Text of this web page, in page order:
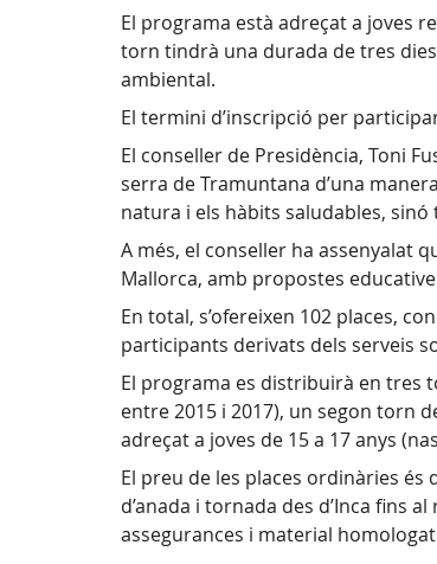
El programa està adreçat a joves
torn tindrà una durada de tres
ambiental.
El termini d’inscripció per
El conseller de Presidència, Toni
serra de Tramuntana d’una
natura i els hàbits saludables,
A més, el conseller ha assenyalat
Mallorca, amb propostes
En total, s’ofereixen 102 places,
participants derivats dels serveis
El programa es distribuirà en tres
entre 2015 i 2017), un segon torn
adreçat a joves de 15 a 17 anys
El preu de les places ordinàries
d’anada i tornada des d’Inca fins
assegurances i material